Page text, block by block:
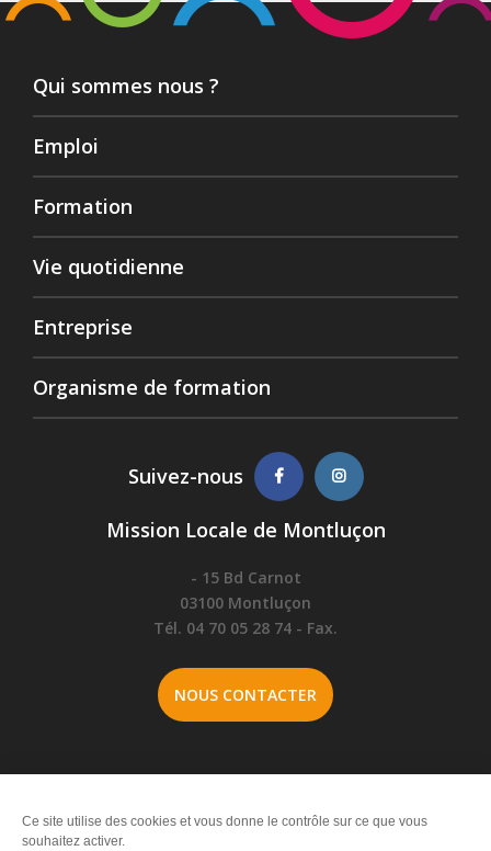
Qui sommes nous ?
Emploi
Formation
Vie quotidienne
Entreprise
Organisme de formation
Suivez-nous
Mission Locale de Montluçon
- 15 Bd Carnot
03100 Montluçon
Tél. 04 70 05 28 74 - Fax.
NOUS CONTACTER
Information sur les cookies
Ce site utilise des cookies et vous donne le contrôle sur ce que vous
souhaitez activer.